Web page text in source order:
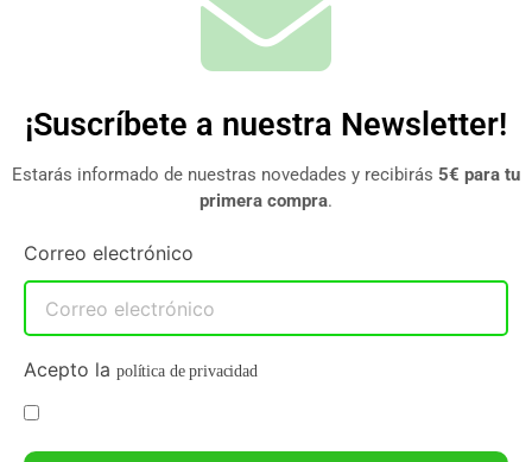
¡Suscríbete a nuestra Newsletter!
Estarás informado de nuestras novedades y recibirás 5€ para tu
primera compra.
Correo electrónico
Acepto la política de privacidad